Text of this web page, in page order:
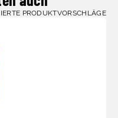
PRODUKTVORSCHLÄGE